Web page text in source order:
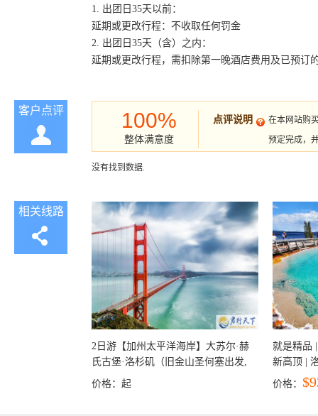
1. 出团日35天以前：
延期或更改行程：不收取任何罚金
2. 出团日35天（含）之内：
延期或更改行程，需扣除第一晚酒店费用及已预订
客户点评 100%
整体满意度
点评说明
在本网站购
预定完成，
没有找到数据.
相关线路
2日游【加州太平洋海岸】大苏尔·赫
氏古堡·洛杉矶（旧金山圣何塞出发,
洛杉矶结束）
价格： 起
就是精品
新高顶 |
彩穴+马
价格：